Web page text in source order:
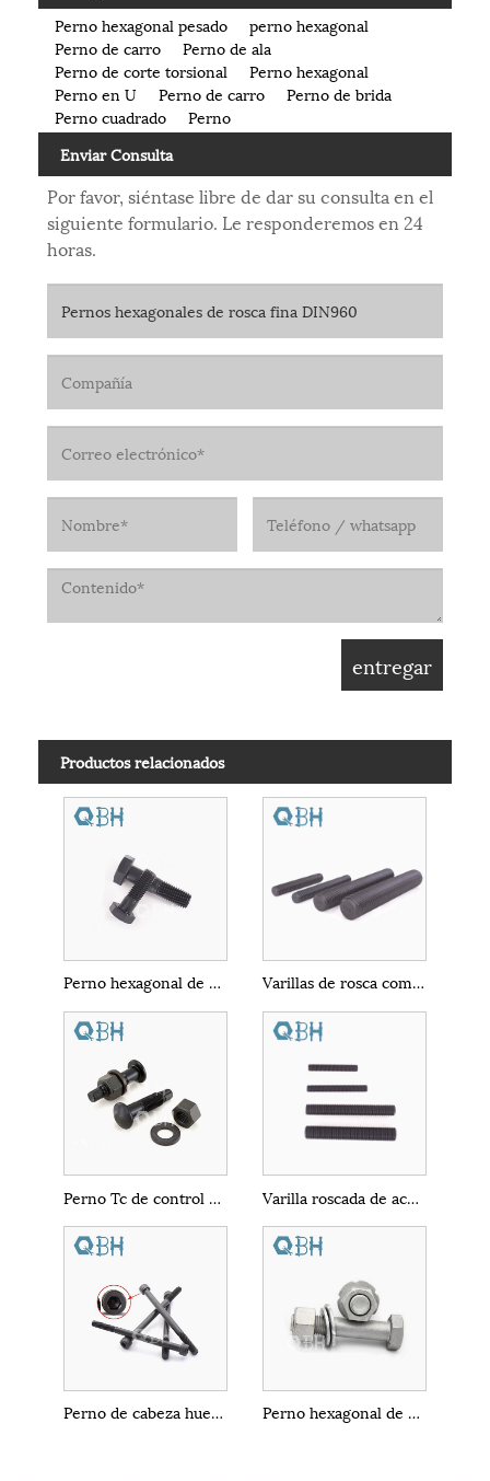
Perno hexagonal pesado
perno hexagonal
Perno de carro
Perno de ala
Perno de corte torsional
Perno hexagonal
Perno en U
Perno de carro
Perno de brida
Perno cuadrado
Perno
Enviar Consulta
Por favor, siéntase libre de dar su consulta en el
siguiente formulario. Le responderemos en 24
horas.
Productos relacionados
Perno hexagonal de media rosca negro ASME Varillas de rosca completa ASTM A193 B16
Perno Tc de control de tensión de corte pesado negro Varilla roscada de acero al carbono ASTM A307 Grado B
Perno de cabeza hueca hexagonal DIN912 Perno hexagonal de acero al carbono F3125A325A325mA490A490m